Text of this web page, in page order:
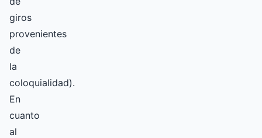
giros
provenientes
de
la
coloquialidad).
En
cuanto
al